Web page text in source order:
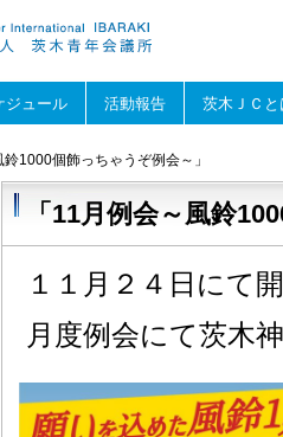
ジュール 活動報告 茨木ＪＣと
1000個飾っちゃうぞ例会～」
「11月例会～風鈴
１１月２４日にて
月度例会にて茨木